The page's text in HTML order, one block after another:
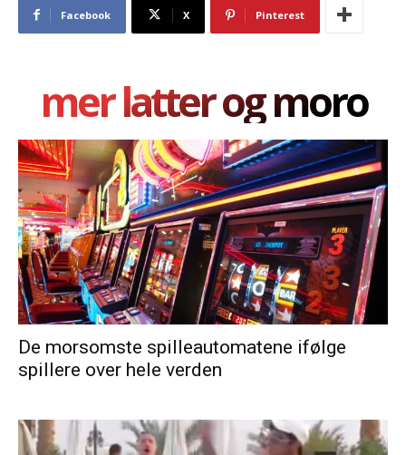
Facebook X Pinterest
mer latter og moro
De morsomste spilleautomatene ifølge
spillere over hele verden